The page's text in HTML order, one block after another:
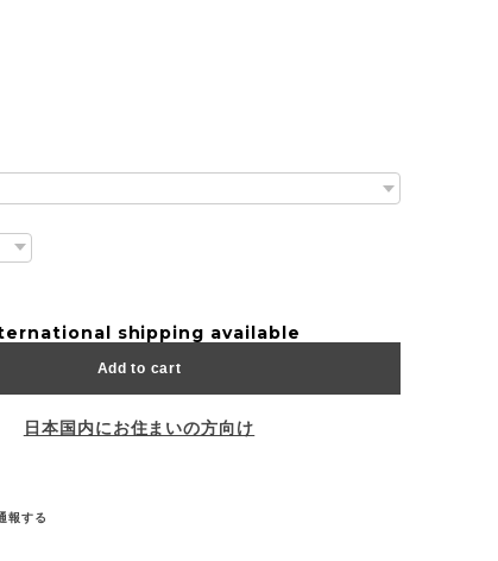
shipping available
Add to cart
日本国内にお住まいの方向け
報する